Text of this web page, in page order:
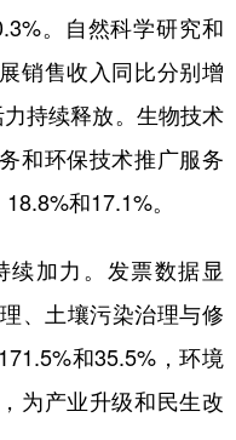
。自然科学研究和
销售收入同比分别增
持续释放。生物技术
和环保技术推广服务
和17.1%。
加力。发票数据显
、土壤污染治理与修
和35.5%，环境
为产业升级和民生改